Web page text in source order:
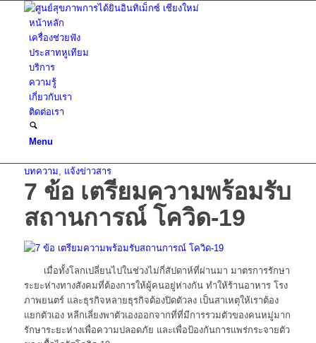
หน้าหลัก
เครื่องช่วยฟัง
ประสาทหูเทียม
บริการ
ความรู้
เกี่ยวกับเรา
ติดต่อเรา
Menu
บทความ, แจ้งข่าวสาร
7 ข้อ เตรียมความพร้อมรับ
สถานการณ์ โควิด-19
เมื่อทั้งโลกเปลี่ยนไปในช่วงไม่กี่สัปดาห์ที่ผ่านมา มาตรการรักษา
ระยะห่างทางสังคมที่ต้องการให้ผู้คนอยู่ห่างกัน ทำให้ร้านอาหาร โรง
ภาพยนตร์ และธุรกิจหลายธุรกิจต้องปิดตัวลง เป็นสาเหตุให้เราต้อง
แยกตัวเอง หลีกเลี่ยงพาตัวเองออกจากที่ที่มีการรวมตัวของคนหมู่มาก
รักษาระยะห่างเพื่อความปลอดภัย และเพื่อป้องกันการแพร่กระจายตัว